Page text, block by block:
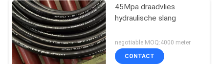
45Mpa draadvlies
hydraulische slang
negotiable MOQ:4000 meter
CONTACT